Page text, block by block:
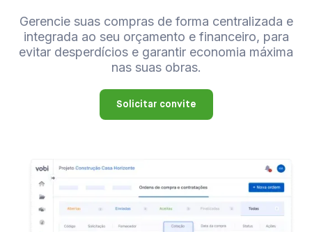
Gerencie suas compras de forma centralizada e
integrada ao seu orçamento e financeiro, para
evitar desperdícios e garantir economia máxima
nas suas obras.
Solicitar convite